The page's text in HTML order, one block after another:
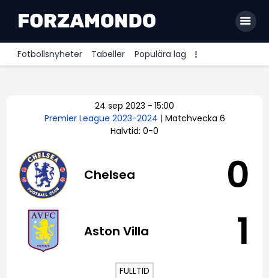
Fotbollsnyheter Tabeller Populära lag
Premier League
Bundesliga
Serie A
Ligue 1
24 sep 2023 - 15:00
Premier League 2023-2024 | Matchvecka 6
Halvtid: 0-0
Chelsea 0
Aston Villa 1
FULLTID